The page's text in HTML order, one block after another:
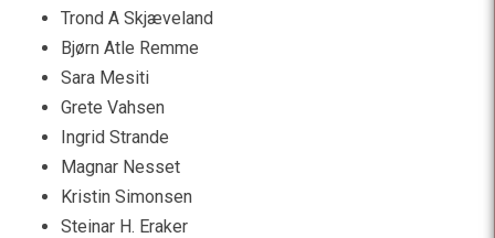
Trond A Skjæveland
Bjørn Atle Remme
Sara Mesiti
Grete Vahsen
Ingrid Strande
Magnar Nesset
Kristin Simonsen
Steinar H. Eraker